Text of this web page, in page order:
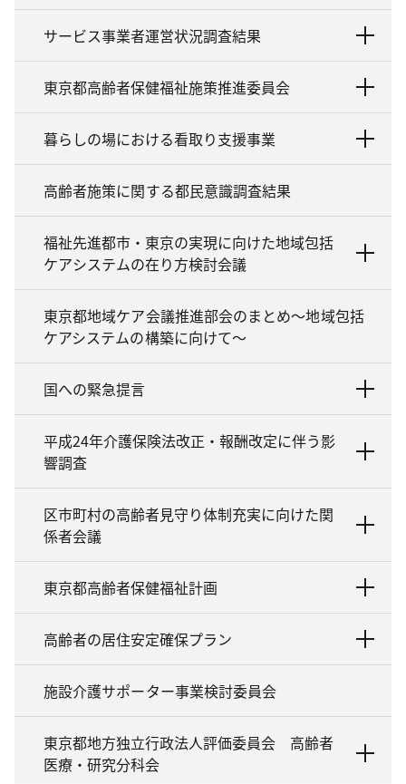
サービス事業者運営状況調査結果
東京都高齢者保健福祉施策推進委員会
暮らしの場における看取り支援事業
高齢者施策に関する都民意識調査結果
福祉先進都市・東京の実現に向けた地域包括
ケアシステムの在り方検討会議
東京都地域ケア会議推進部会のまとめ～地域包括
ケアシステムの構築に向けて～
国への緊急提言
平成24年介護保険法改正・報酬改定に伴う影
響調査
区市町村の高齢者見守り体制充実に向けた関
係者会議
東京都高齢者保健福祉計画
高齢者の居住安定確保プラン
施設介護サポーター事業検討委員会
東京都地方独立行政法人評価委員会 高齢者
医療・研究分科会